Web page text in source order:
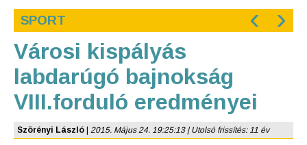
SPORT ‹ ›
Városi kispályás
labdarúgó bajnokság
VIII.forduló eredményei
Szörényi László 2015. Május 24. 19:25:13 | Utolsó frissítés: 11 év